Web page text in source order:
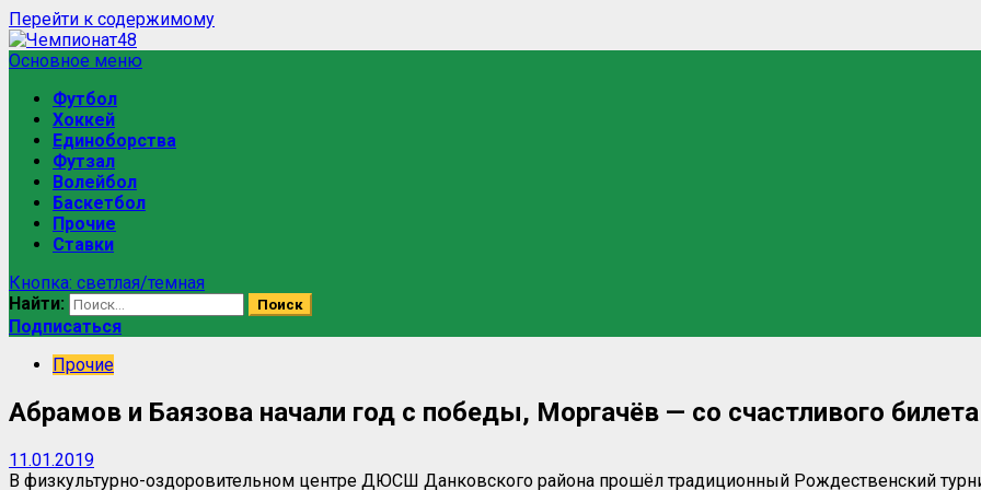
Перейти к содержимому
Основное меню
Футбол
Хоккей
Единоборства
Футзал
Волейбол
Баскетбол
Прочие
Ставки
Кнопка: светлая/темная
Найти:
Подписаться
Прочие
Абрамов и Баязова начали год с победы, Моргачёв — со счастливого билета
11.01.2019
В физкультурно-оздоровительном центре ДЮСШ Данковского района прошёл традиционный Рождественский